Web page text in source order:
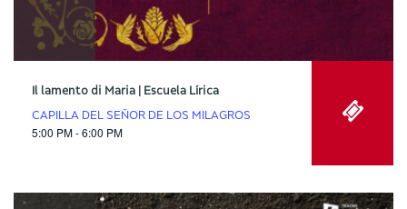
Il lamento di Maria | Escuela Lírica
CAPILLA DEL SEÑOR DE LOS MILAGROS
5:00 PM - 6:00 PM